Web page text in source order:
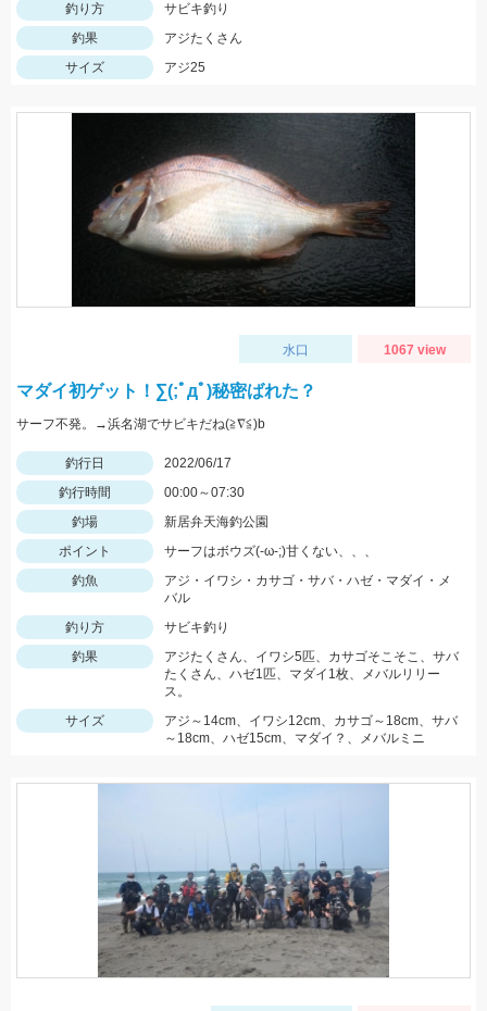
釣り方
サビキ釣り
釣果
アジたくさん
サイズ
アジ25
水口 1067 view
マダイ初ゲット！∑(;ﾟдﾟ)秘密ばれた？
サーフ不発。→浜名湖でサビキだね(≧∇≦)b
釣行日
2022/06/17
釣行時間
00:00～07:30
釣場
新居弁天海釣公園
ポイント
サーフはボウズ(-ω-;)甘くない、、、
釣魚
アジ・イワシ・カサゴ・サバ・ハゼ・マダイ・メ
バル
釣り方
サビキ釣り
釣果
アジたくさん、イワシ5匹、カサゴそこそこ、サバ
たくさん、ハゼ1匹、マダイ1枚、メバルリリー
ス。
サイズ
アジ～14cm、イワシ12cm、カサゴ～18cm、サバ
～18cm、ハゼ15cm、マダイ？、メバルミニ